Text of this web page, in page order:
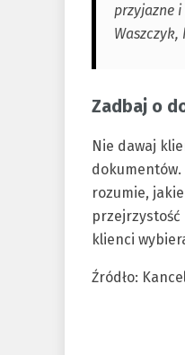
przyjazne
Zadbaj o
Nie dawaj
dokumentów.
rozumie,
przejrzystość
klienci
Źródło: